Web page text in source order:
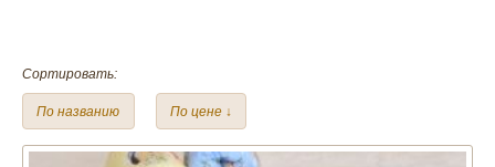
Сортировать:
По названию По цене ↓